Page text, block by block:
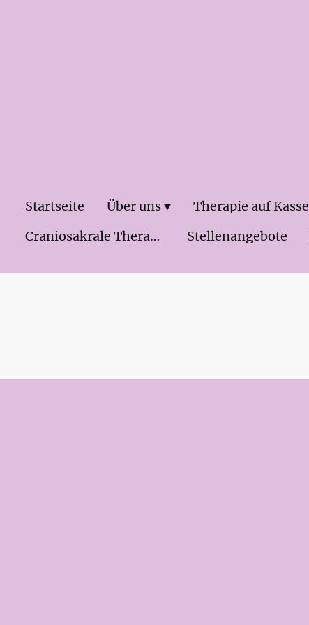
Startseite Über uns Therapie auf Kasse
Craniosakrale Therapie & Osteopathei
Stellenangebote